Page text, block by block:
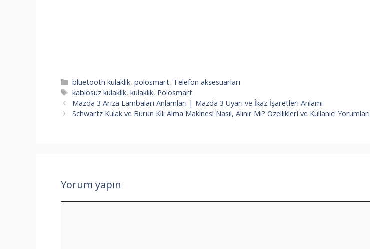
Kategoriler
bluetooth kulaklık,polosmart, Telefon aksesuarları
Etiketler
kablosuz kulaklık,kulaklık, Polosmart
Mazda 3 Arıza Lambaları Anlamları | Mazda 3 Uyarı ve İkaz İşaretleri Anlamı
Schwartz Kulak ve Burun Kılı Alma Makinesi Nasıl, Alınır Mı? Özellikleri ve Kullanıcı Yorumları
Yorum yapın